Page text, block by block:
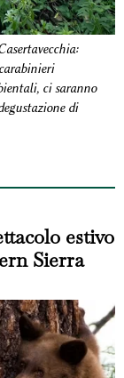
ci saranno
di
estivo
Sierra